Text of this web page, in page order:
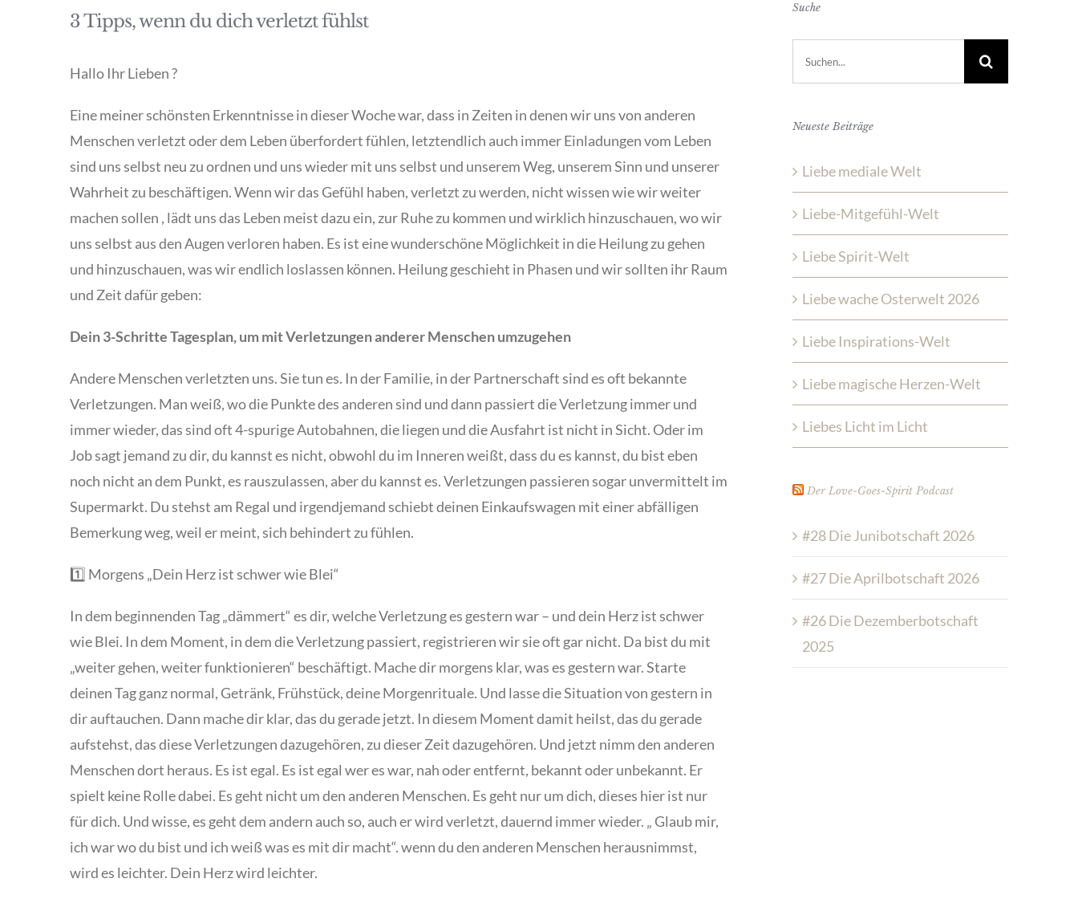
3 Tipps, wenn du dich verletzt fühlst
Hallo Ihr Lieben ?
Eine meiner schönsten Erkenntnisse in dieser Woche war, dass in Zeiten in denen wir uns von anderen
Menschen verletzt oder dem Leben überfordert fühlen, letztendlich auch immer Einladungen vom Leben
sind uns selbst neu zu ordnen und uns wieder mit uns selbst und unserem Weg, unserem Sinn und unserer
Wahrheit zu beschäftigen. Wenn wir das Gefühl haben, verletzt zu werden, nicht wissen wie wir weiter
machen sollen , lädt uns das Leben meist dazu ein, zur Ruhe zu kommen und wirklich hinzuschauen, wo wir
uns selbst aus den Augen verloren haben. Es ist eine wunderschöne Möglichkeit in die Heilung zu gehen
und hinzuschauen, was wir endlich loslassen können. Heilung geschieht in Phasen und wir sollten ihr Raum
und Zeit dafür geben:
Dein 3-Schritte Tagesplan, um mit Verletzungen anderer Menschen umzugehen
Andere Menschen verletzten uns. Sie tun es. In der Familie, in der Partnerschaft sind es oft bekannte
Verletzungen. Man weiß, wo die Punkte des anderen sind und dann passiert die Verletzung immer und
immer wieder, das sind oft 4-spurige Autobahnen, die liegen und die Ausfahrt ist nicht in Sicht. Oder im
Job sagt jemand zu dir, du kannst es nicht, obwohl du im Inneren weißt, dass du es kannst, du bist eben
noch nicht an dem Punkt, es rauszulassen, aber du kannst es. Verletzungen passieren sogar unvermittelt im
Supermarkt. Du stehst am Regal und irgendjemand schiebt deinen Einkaufswagen mit einer abfälligen
Bemerkung weg, weil er meint, sich behindert zu fühlen.
1️⃣ Morgens „Dein Herz ist schwer wie Blei“
In dem beginnenden Tag „dämmert“ es dir, welche Verletzung es gestern war – und dein Herz ist schwer
wie Blei. In dem Moment, in dem die Verletzung passiert, registrieren wir sie oft gar nicht. Da bist du mit
„weiter gehen, weiter funktionieren“ beschäftigt. Mache dir morgens klar, was es gestern war. Starte
deinen Tag ganz normal, Getränk, Frühstück, deine Morgenrituale. Und lasse die Situation von gestern in
dir auftauchen. Dann mache dir klar, das du gerade jetzt. In diesem Moment damit heilst, das du gerade
aufstehst, das diese Verletzungen dazugehören, zu dieser Zeit dazugehören. Und jetzt nimm den anderen
Menschen dort heraus. Es ist egal. Es ist egal wer es war, nah oder entfernt, bekannt oder unbekannt. Er
spielt keine Rolle dabei. Es geht nicht um den anderen Menschen. Es geht nur um dich, dieses hier ist nur
für dich. Und wisse, es geht dem andern auch so, auch er wird verletzt, dauernd immer wieder. „ Glaub mir,
ich war wo du bist und ich weiß was es mit dir macht“. wenn du den anderen Menschen herausnimmst,
wird es leichter. Dein Herz wird leichter.
Suche
Neueste Beiträge
Liebe mediale Welt
Liebe-Mitgefühl-Welt
Liebe Spirit-Welt
Liebe wache Osterwelt 2026
Liebe Inspirations-Welt
Liebe magische Herzen-Welt
Liebes Licht im Licht
Der Love-Goes-Spirit Podcast
#28 Die Junibotschaft 2026
#27 Die Aprilbotschaft 2026
#26 Die Dezemberbotschaft
2025